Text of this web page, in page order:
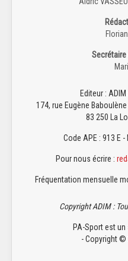
Editeur :
174, rue Eugène
83 250 La
Code APE : 913 E -
Pour nous écrire :
Fréquentation mensuelle
Copyright ADIM :
PA-Sport est
- Copyright ©